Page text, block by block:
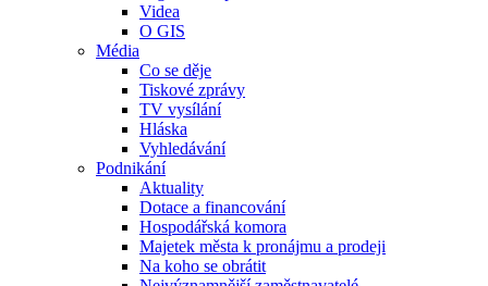
Videa
O GIS
Média
Co se děje
Tiskové zprávy
TV vysílání
Hláska
Vyhledávání
Podnikání
Aktuality
Dotace a financování
Hospodářská komora
Majetek města k pronájmu a prodeji
Na koho se obrátit